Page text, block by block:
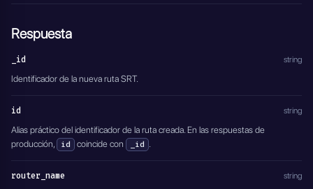
Respuesta
_id string
Identificador de la nueva ruta SRT.
id string
Alias práctico del identificador de la ruta creada. En las respuestas de
producción,
id coincide con _id .
router_name string